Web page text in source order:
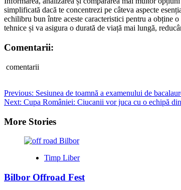
simplificată dacă te concentrezi pe câteva aspecte
echilibru bun între aceste caracteristici pentru a obține
tehnice și va asigura o durată de viață mai lungă,
Comentarii:
comentarii
Post
navigation
Previous: Sesiunea de toamnă a examenului de
Next: Cupa României: Ciucanii vor juca cu o echipă
More Stories
Timp Liber
Bilbor Offroad Fest